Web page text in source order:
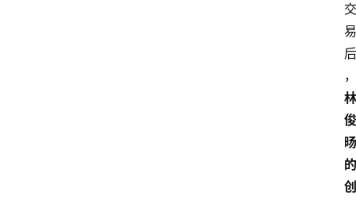
交
易
后
，
林
俊
旸
的
创